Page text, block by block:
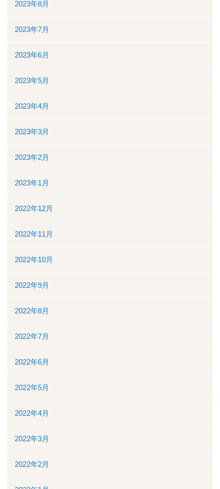
ボランティアの募集
リンク
交通案内
個人情報保護
お問い合わせ
ダウンロード資料一覧
一般競争（指名競争）入札参加資格審査申請について
2023年8月
2023年7月
2023年6月
2023年5月
2023年4月
2023年3月
2023年2月
2023年1月
2022年12月
2022年11月
2022年10月
2022年9月
2022年8月
2022年7月
2022年6月
2022年5月
2022年4月
2022年3月
2022年2月